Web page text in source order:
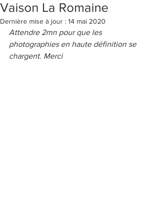
Vaison La Romaine
Dernière mise à jour : 14 mai 2020
Attendre 2mn pour que les
photographies en haute définition se
chargent. Merci